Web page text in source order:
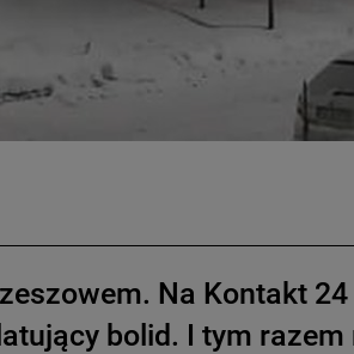
Na Kontakt 24
bolid. I tym razem